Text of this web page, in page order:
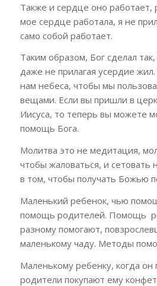
Также и сердце оно работает,
мое сердце работала, я не
само собой работает.
Таким образом, Бог сделал
даже не прилагая усердие
нам небеса, чтобы мы
вещами. Если вы пришли в
Иисуса, то теперь вы можете
помощь Бога.
Молитва это не медитация,
чтобы жаловаться, и сетовать
в том, чтобы получать Божью
Маленький ребенок, чью
помощь родителей. Помощь
разному помогают,
маленькому чаду. Методы
Маленькому ребенку, когда он
родители покупают ему